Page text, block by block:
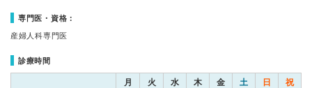
専門医・資格：
産婦人科専門医
診療時間
月 火 水 木 金 土 日 祝